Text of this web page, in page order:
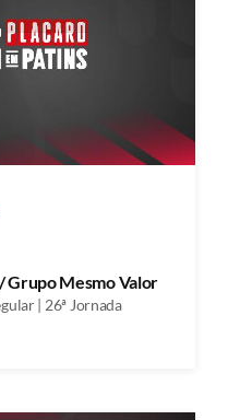
Grupo Mesmo Valor
| 26ª Jornada